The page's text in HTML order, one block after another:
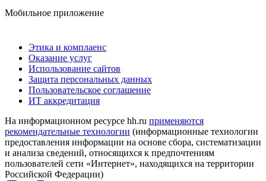
Мобильное приложение
Этика и комплаенс
Оказание услуг
Использование сайтов
Защита персональных данных
Пользовательское соглашение
ИТ аккредитация
На информационном ресурсе hh.ru применяются
рекомендательные технологии (информационные технологии
предоставления информации на основе сбора, систематизации
и анализа сведений, относящихся к предпочтениям
пользователей сети «Интернет», находящихся на территории
Российской Федерации)